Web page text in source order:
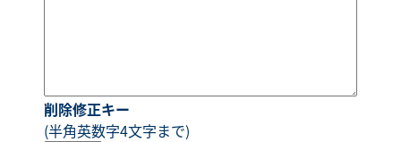
削除修正キー
(半角英数字4文字まで)